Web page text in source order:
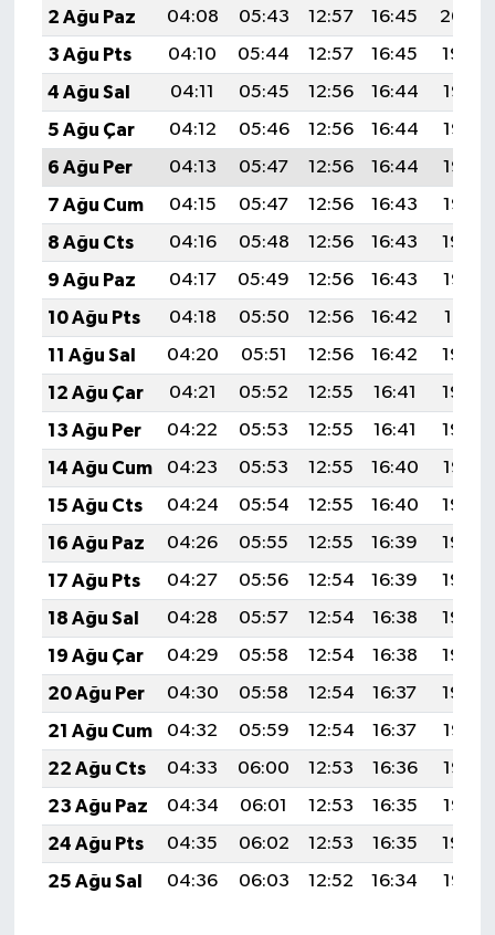
2 Ağu Paz
04:08 05:43 12:57 16:45
20:00
3 Ağu Pts
04:10 05:44 12:57 16:45
19:59
4 Ağu Sal
04:11 05:45 12:56 16:44
19:58
5 Ağu Çar
04:12 05:46 12:56 16:44
19:57
6 Ağu Per
04:13 05:47 12:56 16:44
19:56
7 Ağu Cum
04:15 05:47 12:56 16:43
19:55
8 Ağu Cts
04:16 05:48 12:56 16:43
19:54
9 Ağu Paz
04:17 05:49 12:56 16:43
19:53
10 Ağu Pts
04:18 05:50 12:56 16:42
19:51
11 Ağu Sal
04:20 05:51 12:56 16:42
19:50
12 Ağu Çar
04:21 05:52 12:55 16:41
19:49
13 Ağu Per
04:22 05:53 12:55 16:41
19:48
14 Ağu Cum
04:23 05:53 12:55 16:40
19:47
15 Ağu Cts
04:24 05:54 12:55 16:40
19:46
16 Ağu Paz
04:26 05:55 12:55 16:39
19:44
17 Ağu Pts
04:27 05:56 12:54 16:39
19:43
18 Ağu Sal
04:28 05:57 12:54 16:38
19:42
19 Ağu Çar
04:29 05:58 12:54 16:38
19:40
20 Ağu Per
04:30 05:58 12:54 16:37
19:39
21 Ağu Cum
04:32 05:59 12:54 16:37
19:38
22 Ağu Cts
04:33 06:00 12:53 16:36
19:36
23 Ağu Paz
04:34 06:01 12:53 16:35
19:35
24 Ağu Pts
04:35 06:02 12:53 16:35
19:34
25 Ağu Sal
04:36 06:03 12:52 16:34 19:32